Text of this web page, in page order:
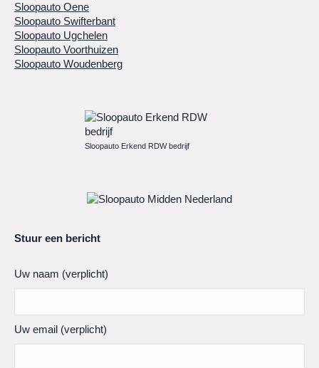
Sloopauto Oene
Sloopauto Swifterbant
Sloopauto Ugchelen
Sloopauto Voorthuizen
Sloopauto Woudenberg
Sloopauto Erkend RDW bedrijf
Stuur een bericht
Uw naam (verplicht)
Uw email (verplicht)